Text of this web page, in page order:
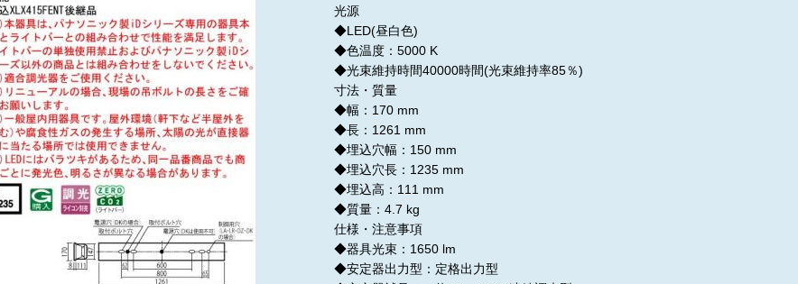
光源
◆LED(昼白色)
◆色温度：5000 K
◆光束維持時間40000時間(光束維持率85％)
寸法・質量
◆幅：170 mm
◆長：1261 mm
◆埋込穴幅：150 mm
◆埋込穴長：1235 mm
◆埋込高：111 mm
◆質量：4.7 kg
仕様・注意事項
◆器具光束：1650 lm
◆安定器出力型：定格出力型